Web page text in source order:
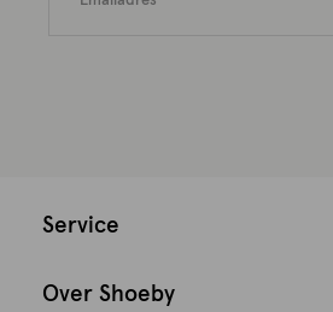
Service
Over Shoeby